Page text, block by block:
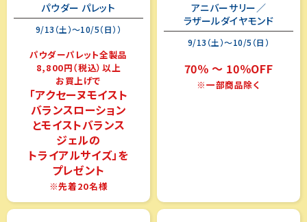
パウダー パレット
9/13（土）～10/5（日））
パウダーパレット全製品
8,800円（税込）以上
お買上げで
「アクセーヌモイスト
バランスローション
とモイストバランス
ジェルの
トライアルサイズ」を
プレゼント
※先着20名様
アニバーサリー／
ラザールダイヤモンド
9/13（土）～10/5（日）
70％ ～ 10％OFF
※一部商品除く